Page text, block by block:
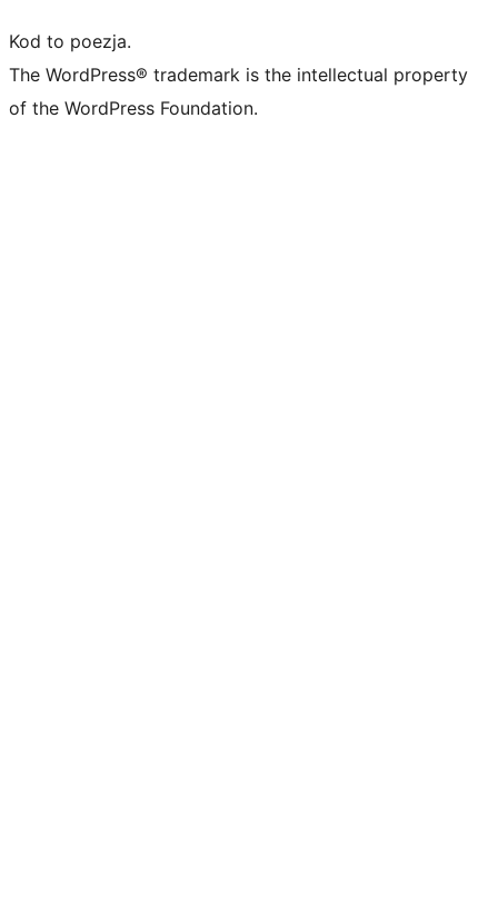
Kod to poezja.
The WordPress® trademark is the intellectual property
of the WordPress Foundation.